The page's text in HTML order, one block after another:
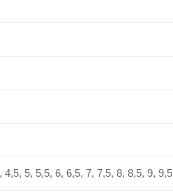
5, 5,5, 6, 6,5, 7, 7,5, 8, 8,5, 9, 9,5